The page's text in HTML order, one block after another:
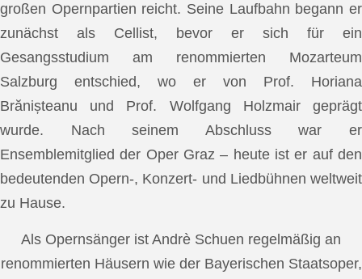
großen Opernpartien reicht. Seine Laufbahn begann er
zunächst als Cellist, bevor er sich für ein
Gesangsstudium am renommierten Mozarteum
Salzburg entschied, wo er von Prof. Horiana
Brănișteanu und Prof. Wolfgang Holzmair geprägt
wurde. Nach seinem Abschluss war er
Ensemblemitglied der Oper Graz – heute ist er auf den
bedeutenden Opern-, Konzert- und Liedbühnen weltweit
zu Hause.
Als Opernsänger ist Andrè Schuen regelmäßig an
renommierten Häusern wie der Bayerischen Staatsoper,